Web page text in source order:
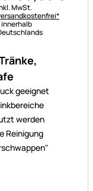
geeignet
werden
Reinigung
MwSt.
innerhalb